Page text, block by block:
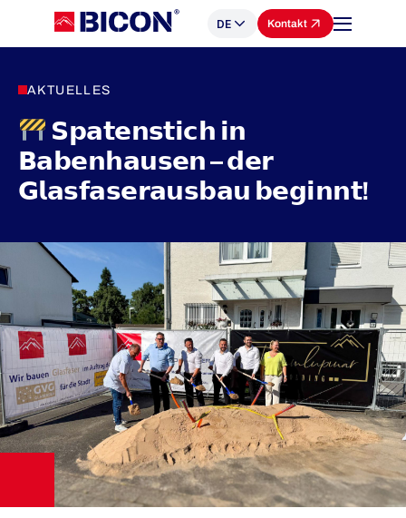
DE Kontakt
AKTUELLES
𝗦𝗽𝗮𝘁𝗲𝗻𝘀𝘁𝗶𝗰𝗵 𝗶𝗻
𝗕𝗮𝗯𝗲𝗻𝗵𝗮𝘂𝘀𝗲𝗻 – 𝗱𝗲𝗿
𝗚𝗹𝗮𝘀𝗳𝗮𝘀𝗲𝗿𝗮𝘂𝘀𝗯𝗮𝘂 𝗯𝗲𝗴𝗶𝗻𝗻𝘁!